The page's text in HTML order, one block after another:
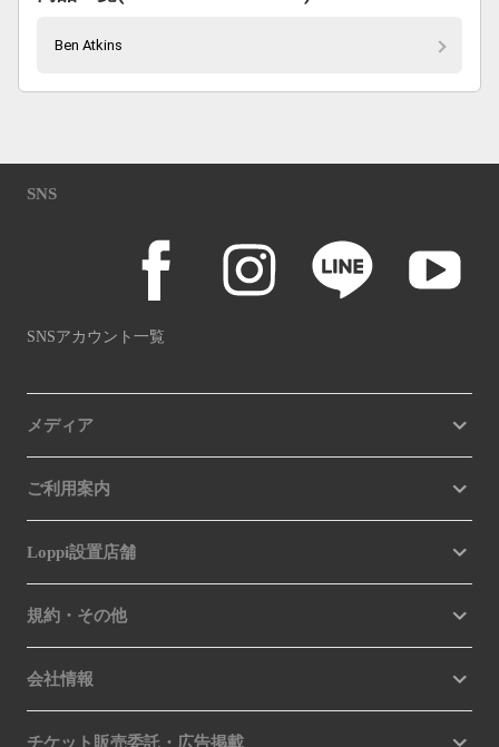
Ben Atkins
SNS
SNSアカウント一覧
メディア
ご利用案内
Loppi設置店舗
規約・その他
会社情報
チケット販売委託・広告掲載